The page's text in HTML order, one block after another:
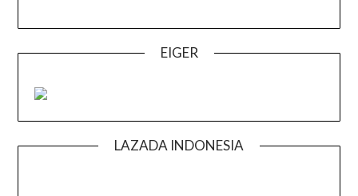
EIGER
LAZADA INDONESIA